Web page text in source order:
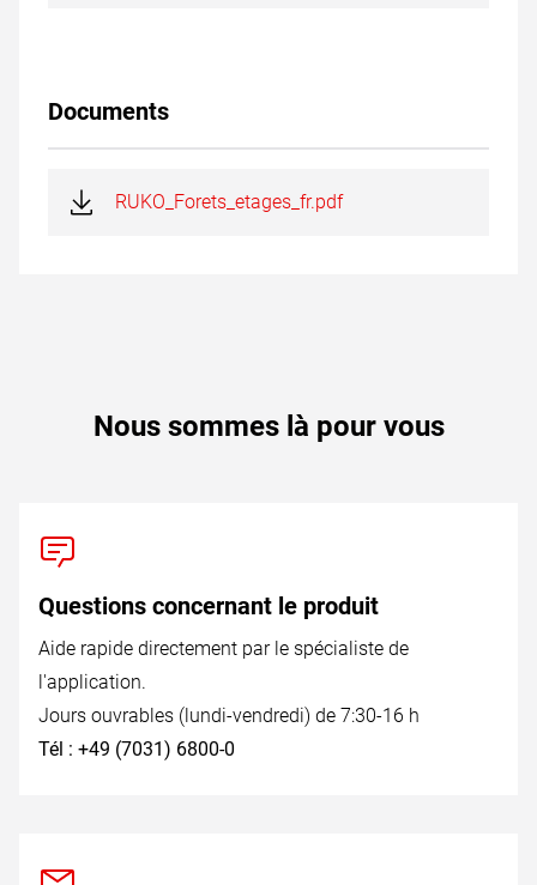
Documents
RUKO_Forets_etages_fr.pdf
Nous sommes là pour vous
Questions concernant le produit
Aide rapide directement par le spécialiste de
l'application.
Jours ouvrables (lundi-vendredi) de 7:30-16 h
Tél : +49 (7031) 6800-0